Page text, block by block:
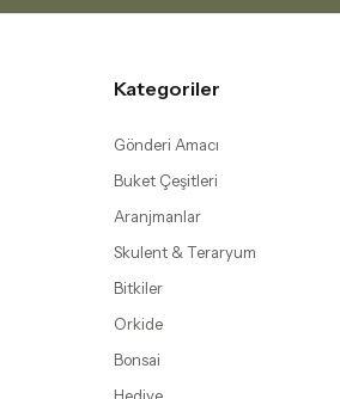
Kategoriler
Gönderi Amacı
Buket Çeşitleri
Aranjmanlar
Skulent & Teraryum
Bitkiler
Orkide
Bonsai
Hediye